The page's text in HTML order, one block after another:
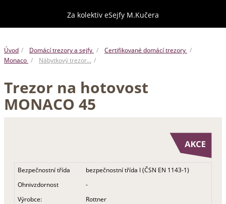
Za kolektiv eSejfy M.Kučera
Úvod Domácí trezory a sejfy
Certifikované domácí trezory
Monaco
Nábytkový trezor…
Trezor na hotovost
MONACO 45
Bezpečnostní třída
bezpečnostní třída I (ČSN EN 1143-1)
Ohnivzdornost
-
Výrobce:
Rottner